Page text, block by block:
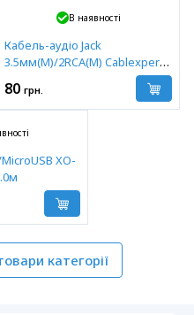
В наявності
Кабель-аудіо Jack
3.5мм(M)/2RCA(M) Cablexpert
80 грн.
XO-
категорії